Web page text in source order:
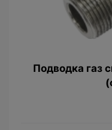
Подводка газ